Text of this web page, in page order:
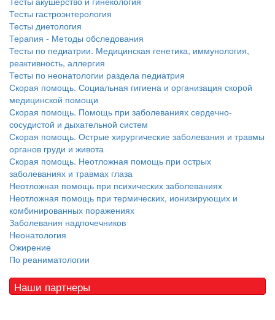
Тесты гастроэнтерология
Тесты диетология
Терапия - Методы обследования
Тесты по педиатрии. Медицинская генетика, иммунология,
реактивность, аллергия
Тесты по неонатологии раздела педиатрия
Скорая помощь. Социальная гигиена и организация скорой
медицинской помощи
Скорая помощь. Помощь при заболеваниях сердечно-
сосудистой и дыхательной систем
Скорая помощь. Острые хирургические заболевания и травмы
органов груди и живота
Скорая помощь. Неотложная помощь при острых
заболеваниях и травмах глаза
Неотложная помощь при психических заболеваниях
Неотложная помощь при термических, ионизирующих и
комбинированных поражениях
Заболевания надпочечников
Неонатология
Ожирение
По реаниматологии
Наши партнеры